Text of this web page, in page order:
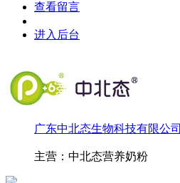
查看留言
进入后台
广东中北态生物科技有限公司
主营：中北态营养奶粉